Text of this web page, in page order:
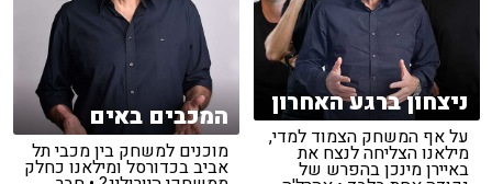
ניצחון ברגע האחרון
על אף המשחק הצמוד למדי,
מילאנו הצליחה לנצח את
באיירן מינכן בהפרש של
המכבים באים
מוכנים למשחק בין מכבי תל
אביב בכדורסל ומילאנו כחלק